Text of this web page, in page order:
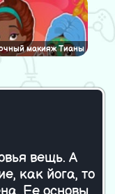
макияж Тианы
Бэби бум
вещь. А
как йога, то